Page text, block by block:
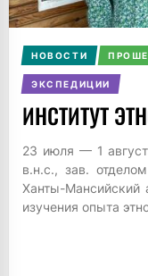
НОВОСТИ
ЭКСПЕДИЦИИ
ИНСТИТУТ
23 июля — 1
в.н.с., зав.
Ханты-
изучения опыта